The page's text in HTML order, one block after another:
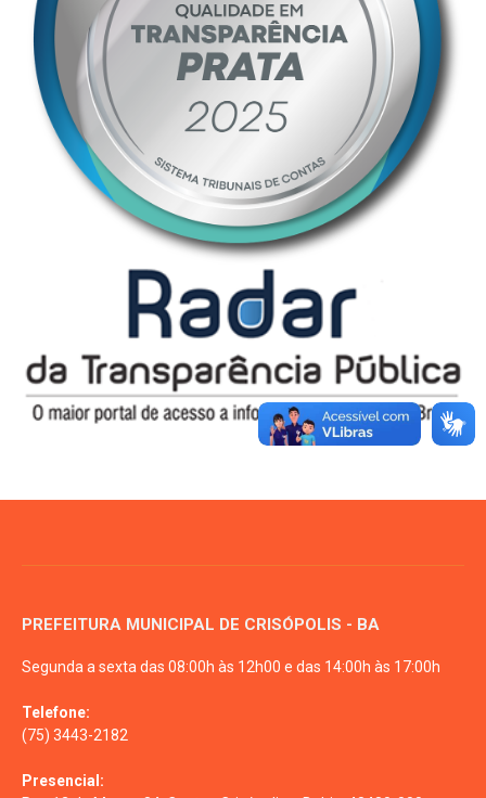
PREFEITURA MUNICIPAL DE CRISÓPOLIS - BA
Segunda a sexta das 08:00h às 12h00 e das 14:00h às 17:00h
Telefone:
(75) 3443-2182
Presencial: